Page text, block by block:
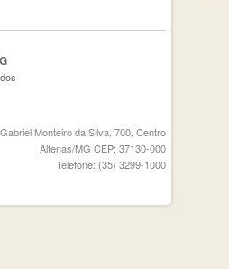
Monteiro da Silva, 700, Centro
Alfenas/MG CEP: 37130-000
Telefone: (35) 3299-1000